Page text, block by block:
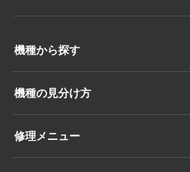
機種から探す
機種の見分け方
修理メニュー